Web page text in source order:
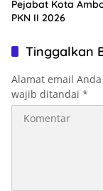
Pejabat Kota
PKN II 2026
Tinggalkan
Alamat email
wajib ditandai *